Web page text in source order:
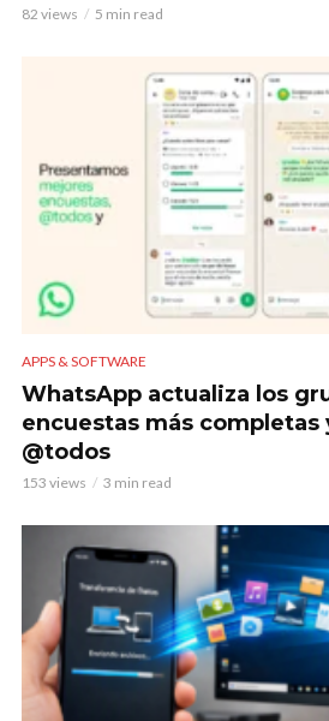
82 views 5 min read
APPS & SOFTWARE
WhatsApp actualiza los
encuestas más completas
@todos
153 views 3 min read